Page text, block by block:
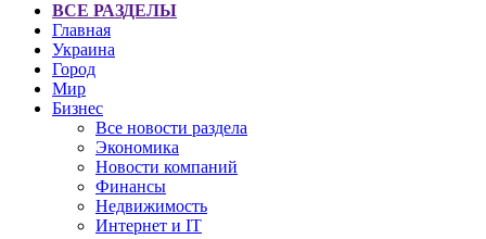
ВСЕ РАЗДЕЛЫ
Главная
Украина
Город
Мир
Бизнес
Все новости раздела
Экономика
Новости компаний
Финансы
Недвижимость
Интернет и IT